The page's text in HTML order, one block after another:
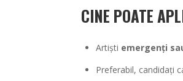
CINE POATE
Artiști emergenți
Preferabil, candidați